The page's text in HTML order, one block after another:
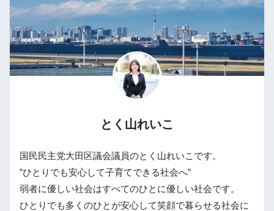
とく山れいこ
国民民主党大田区議会議員のとく山れいこです。
”ひとりでも安心して子育てできる社会へ”
弱者に優しい社会はすべてのひとに優しい社会です。
ひとりでも多くのひとが安心して笑顔で暮らせる社会に